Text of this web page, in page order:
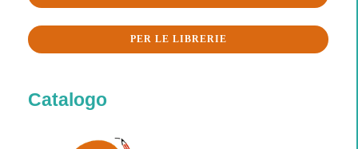
PER LE LIBRERIE
Catalogo